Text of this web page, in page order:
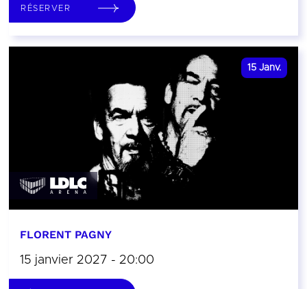
RÉSERVER
15 Janv.
FLORENT PAGNY
15 janvier 2027 - 20:00